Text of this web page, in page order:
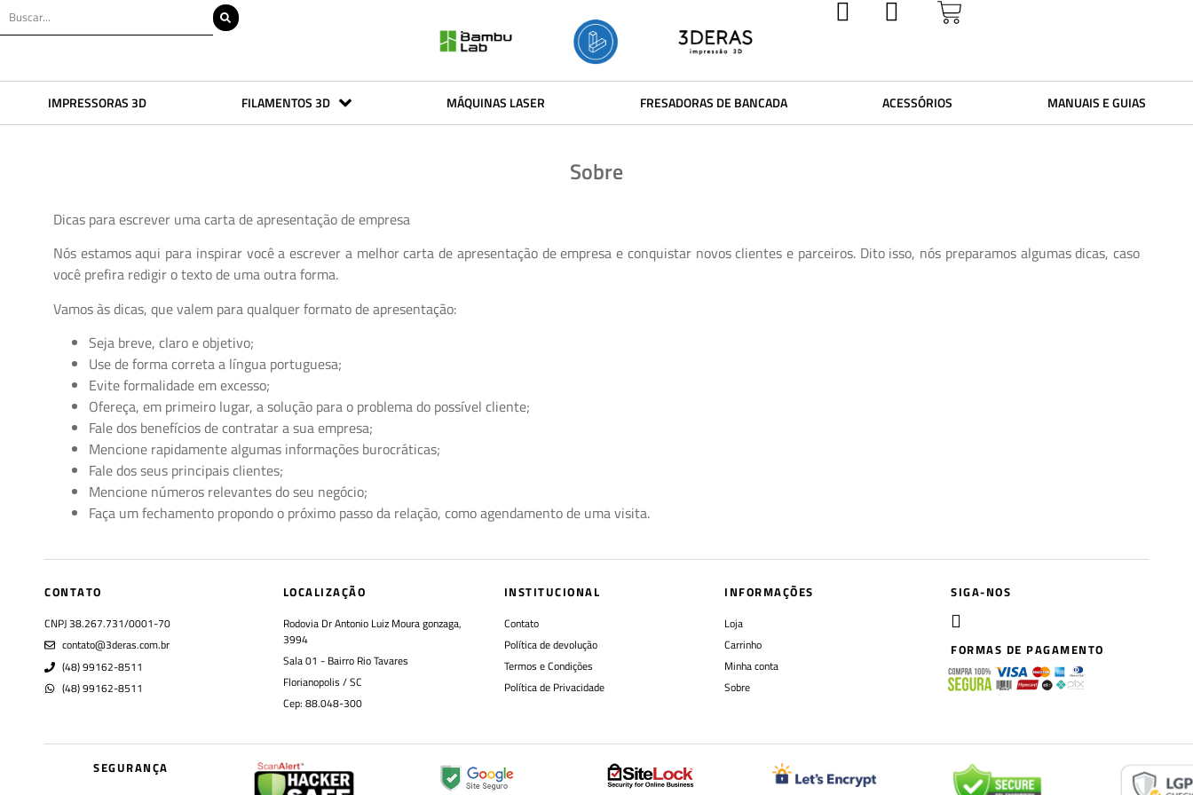
IMPRESSORAS 3D FILAMENTOS 3D MÁQUINAS LASER FRESADORAS DE BANCADA ACESSÓRIOS MANUAIS E GUIAS
Sobre
Dicas para escrever uma carta de apresentação de empresa
Nós estamos aqui para inspirar você a escrever a melhor carta de apresentação de empresa e conquistar novos clientes e parceiros. Dito isso, nós preparamos algumas dicas, caso
você prefira redigir o texto de uma outra forma.
Vamos às dicas, que valem para qualquer formato de apresentação:
Seja breve, claro e objetivo;
Use de forma correta a língua portuguesa;
Evite formalidade em excesso;
Ofereça, em primeiro lugar, a solução para o problema do possível cliente;
Fale dos benefícios de contratar a sua empresa;
Mencione rapidamente algumas informações burocráticas;
Fale dos seus principais clientes;
Mencione números relevantes do seu negócio;
Faça um fechamento propondo o próximo passo da relação, como agendamento de uma visita.
CONTATO
CNPJ 38.267.731/0001-70
contato@3deras.com.br
(48) 99162-8511
(48) 99162-8511
LOCALIZAÇÃO
Rodovia Dr Antonio Luiz Moura gonzaga,
3994
Sala 01 - Bairro Rio Tavares
Florianopolis / SC
Cep: 88.048-300
INSTITUCIONAL
Contato
Política de devolução
Termos e Condições
Política de Privacidade
INFORMAÇÕES
Loja
Carrinho
Minha conta
Sobre
SIGA-NOS
FORMAS DE PAGAMENTO
SEGURANÇA